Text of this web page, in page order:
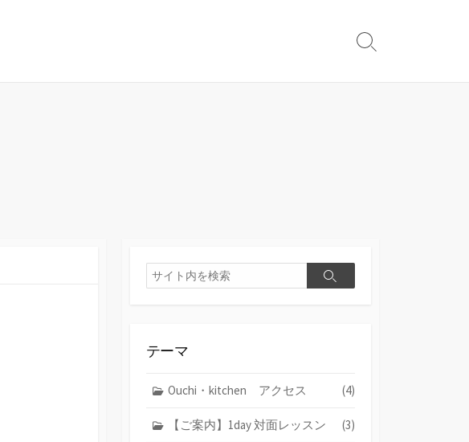
検
検
索
検
テーマ
Ouchi・kitchen アクセス (4)
【ご案内】1day 対面レッスン (3)